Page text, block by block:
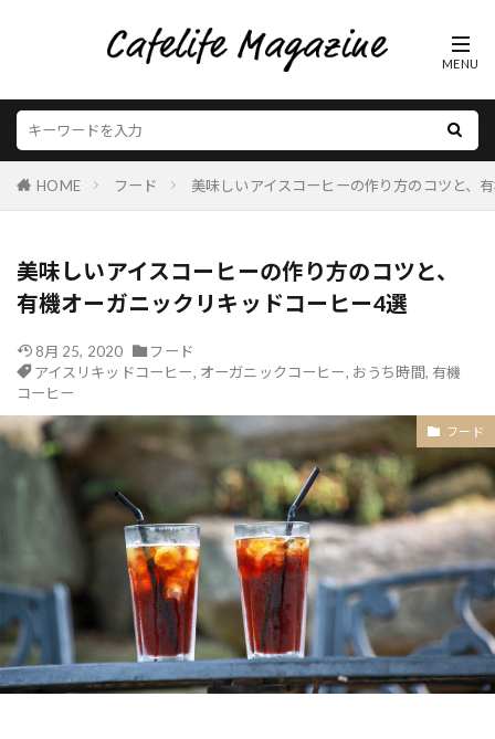
HOME フード 美味しいアイスコーヒーの作り方のコツと、
美味しいアイスコーヒーの作り方のコツと、
有機オーガニックリキッドコーヒー4選
8月 25, 2020
フード
アイスリキッドコーヒー, オーガニックコーヒー, おうち時間, 有機
コーヒー
フード